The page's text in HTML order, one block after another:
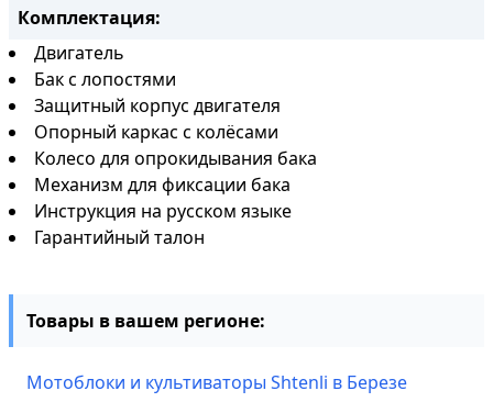
Комплектация:
Двигатель
Бак с лопостями
Защитный корпус двигателя
Опорный каркас с колёсами
Колесо для опрокидывания бака
Механизм для фиксации бака
Инструкция на русском языке
Гарантийный талон
Товары в вашем регионе:
Мотоблоки и культиваторы Shtenli в Березе